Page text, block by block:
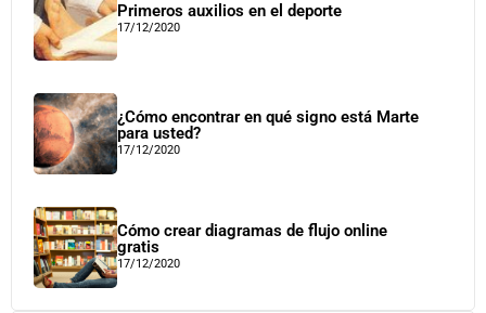
Primeros auxilios en el deporte
17/12/2020
¿Cómo encontrar en qué signo está Marte
para usted?
17/12/2020
Cómo crear diagramas de flujo online
gratis
17/12/2020